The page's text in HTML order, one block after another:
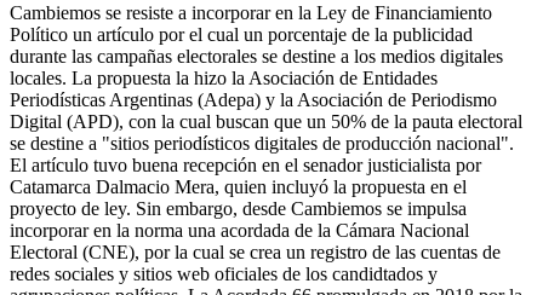
Cambiemos se resiste a incorporar en la Ley de Financiamiento
Político un artículo por el cual un porcentaje de la publicidad
durante las campañas electorales se destine a los medios digitales
locales. La propuesta la hizo la Asociación de Entidades
Periodísticas Argentinas (Adepa) y la Asociación de Periodismo
Digital (APD), con la cual buscan que un 50% de la pauta electoral
se destine a "sitios periodísticos digitales de producción nacional".
El artículo tuvo buena recepción en el senador justicialista por
Catamarca Dalmacio Mera, quien incluyó la propuesta en el
proyecto de ley. Sin embargo, desde Cambiemos se impulsa
incorporar en la norma una acordada de la Cámara Nacional
Electoral (CNE), por la cual se crea un registro de las cuentas de
redes sociales y sitios web oficiales de los candidtados y